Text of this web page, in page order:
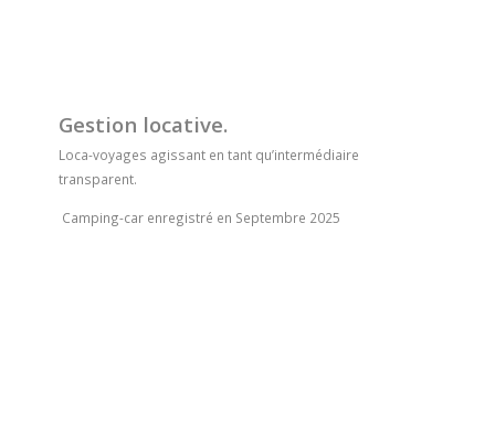
Gestion locative.
Loca-voyages agissant en tant qu’intermédiaire
transparent.
Camping-car enregistré en Septembre 2025